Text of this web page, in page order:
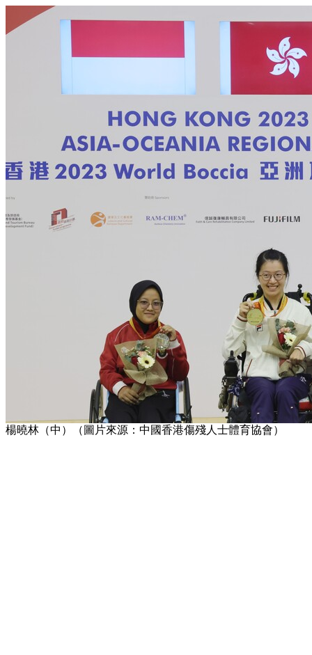
楊曉林（中）（圖片來源：中國香港傷殘人士體育協會）